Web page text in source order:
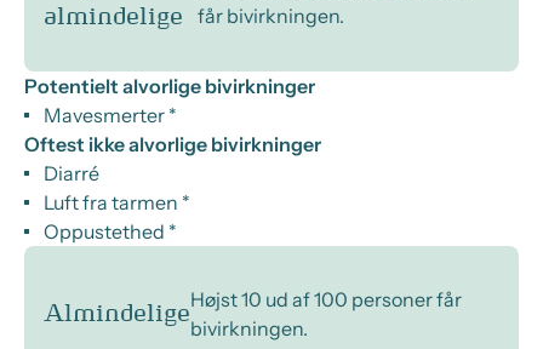
almindelige
får bivirkningen.
Potentielt alvorlige bivirkninger
Mavesmerter *
Oftest ikke alvorlige bivirkninger
Diarré
Luft fra tarmen *
Oppustethed *
Almindelige
Højst 10 ud af 100 personer får
bivirkningen.